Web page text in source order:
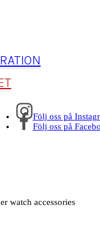
Följ oss på
Följ oss på
watch accessories